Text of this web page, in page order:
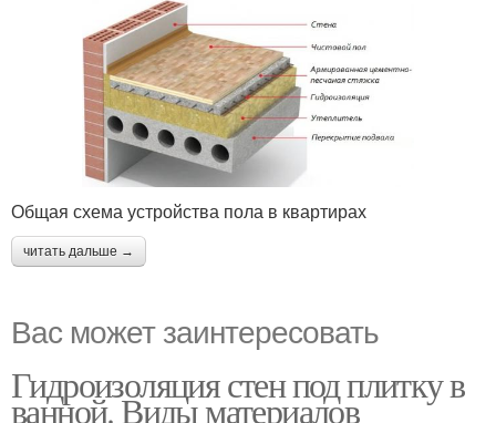
Общая схема устройства пола в квартирах
читать дальше →
Вас может заинтересовать
Гидроизоляция стен под плитку в
ванной. Виды материалов